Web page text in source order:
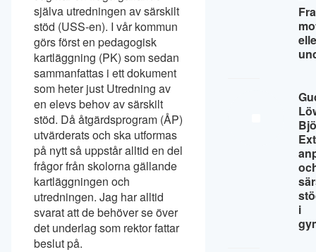
själva utredningen av särskilt
stöd (USS-en). I vår kommun
görs först en pedagogisk
kartläggning (PK) som sedan
sammanfattas i ett dokument
som heter just Utredning av
en elevs behov av särskilt
stöd. ​Då åtgärdsprogram (ÅP)
utvärderats och ska utformas
på nytt så uppstår alltid en del
frågor från skolorna gällande
kartläggningen och
utredningen. Jag har alltid
svarat att de behöver se över
det underlag som rektor fattar
beslut på.
i